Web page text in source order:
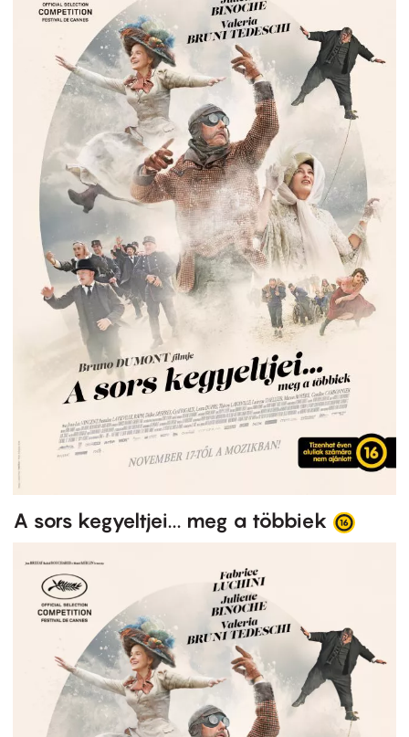
A sors kegyeltjei... meg a többiek